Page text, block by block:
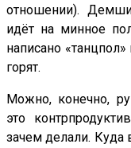
отношении).
идёт на минное
написано
горят.
Можно, конечно,
это
зачем делали. Куда